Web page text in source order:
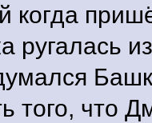
когда
ругалась
того, что